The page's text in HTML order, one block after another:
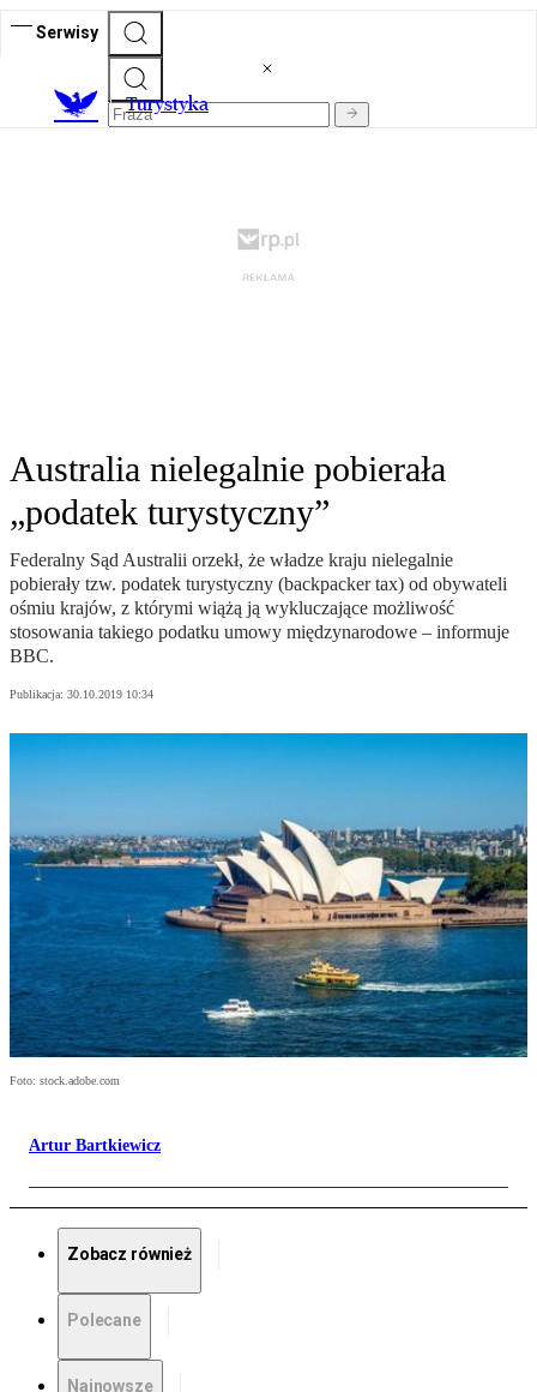
Serwisy
Turystyka
Australia nielegalnie pobierała
„podatek turystyczny”
Federalny Sąd Australii orzekł, że władze kraju nielegalnie
pobierały tzw. podatek turystyczny (backpacker tax) od obywateli
ośmiu krajów, z którymi wiążą ją wykluczające możliwość
stosowania takiego podatku umowy międzynarodowe – informuje
BBC.
Publikacja: 30.10.2019 10:34
Foto: stock.adobe.com
Artur Bartkiewicz
Zobacz również
Polecane
Najnowsze